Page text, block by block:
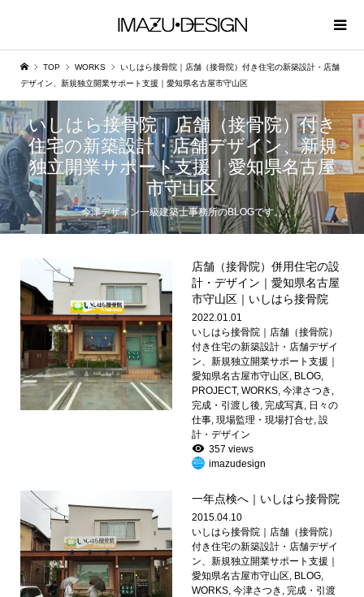
TOP WORKS
いしはら接骨院｜店舗（接骨院）付き住宅の新築設計・店舗
デザイン、新規独立開業サポート支援｜愛知県名古屋市守山区
いしはら接骨院｜店舗（接骨院）付き
住宅の新築設計・店舗デザイン、新規
独立開業サポート支援｜愛知県名古屋
市守山区
今津デザイン一級建築士事務所のBLOGです。
店舗（接骨院）併用住宅の設
計・デザイン｜愛知県名古屋
市守山区｜いしはら接骨院
2022.01.01
いしはら接骨院｜店舗（接骨院）
付き住宅の新築設計・店舗デザイ
ン、新規独立開業サポート支援｜
愛知県名古屋市守山区, BLOG,
PROJECT,WORKS,今津さつき ,
完成・引渡し後,完成写真, 日々の
仕事,現場監理・現場打合せ,設
計・デザイン
357 views
imazudesign
一年点検へ｜いしはら接骨院
2015.04.10
いしはら接骨院｜店舗（接骨院）
付き住宅の新築設計・店舗デザイ
ン、新規独立開業サポート支援｜
愛知県名古屋市守山区, BLOG,
WORKS,今津さつき ,完成・引渡